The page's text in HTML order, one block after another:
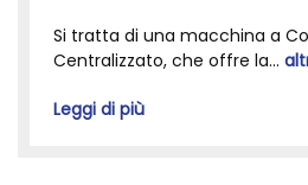
Si tratta di una macchina a
Centralizzato, che offre la...
Leggi di più